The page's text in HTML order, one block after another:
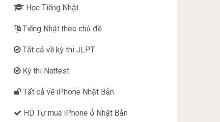
Học Tiếng Nhật
Tiếng Nhật theo chủ đề
Tất cả về kỳ thi JLPT
Kỳ thi Nattest
Tất cả về iPhone Nhật Bản
HD Tự mua iPhone ở Nhật Bản